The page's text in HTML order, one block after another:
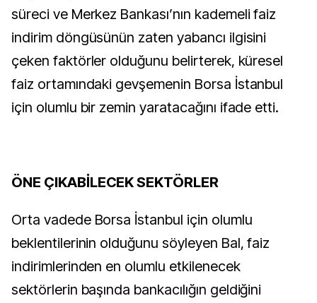
süreci ve Merkez Bankası’nın kademeli faiz
indirim döngüsünün zaten yabancı ilgisini
çeken faktörler olduğunu belirterek, küresel
faiz ortamındaki gevşemenin Borsa İstanbul
için olumlu bir zemin yaratacağını ifade etti.
ÖNE ÇIKABİLECEK SEKTÖRLER
Orta vadede Borsa İstanbul için olumlu
beklentilerinin olduğunu söyleyen Bal, faiz
indirimlerinden en olumlu etkilenecek
sektörlerin başında bankacılığın geldiğini